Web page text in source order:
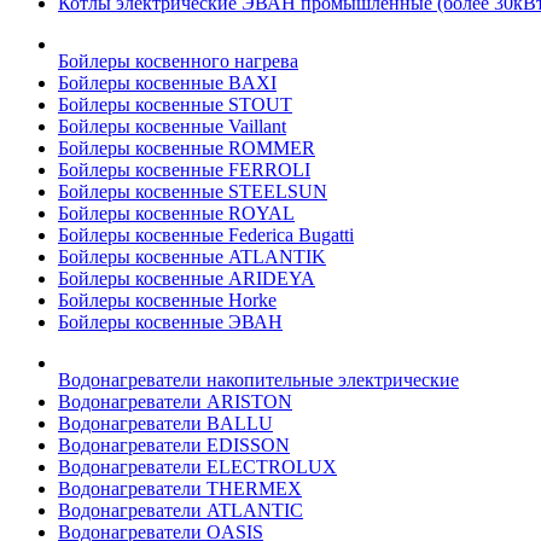
Бойлеры косвенного нагрева
Бойлеры косвенные BAXI
Бойлеры косвенные STOUT
Бойлеры косвенные Vaillant
Бойлеры косвенные ROMMER
Бойлеры косвенные FERROLI
Бойлеры косвенные STEELSUN
Бойлеры косвенные ROYAL
Бойлеры косвенные Federica Bugatti
Бойлеры косвенные ATLANTIK
Бойлеры косвенные ARIDEYA
Бойлеры косвенные Horke
Бойлеры косвенные ЭВАН
Водонагреватели накопительные электрические
Водонагреватели ARISTON
Водонагреватели BALLU
Водонагреватели EDISSON
Водонагреватели ELECTROLUX
Водонагреватели THERMEX
Водонагреватели ATLANTIC
Водонагреватели OASIS